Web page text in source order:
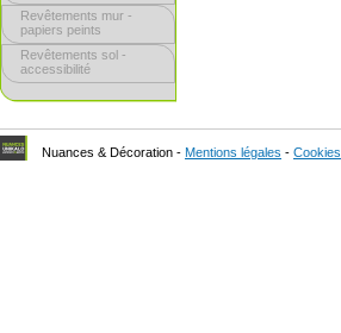
Revêtements mur -
papiers peints
Revêtements sol -
accessibilité
Nuances & Décoration - Mentions légales - Cookies